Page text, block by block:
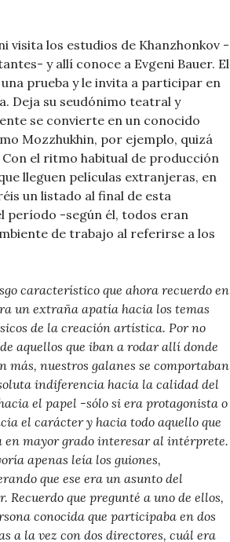
visita los estudios de Khanzhonkov -
y allí conoce a Evgeni Bauer. El
prueba y le invita a participar en
Deja su seudónimo teatral y
se convierte en un conocido
Mozzhukhin, por ejemplo, quizá
el ritmo habitual de producción
lleguen películas extranjeras, en
un listado al final de esta
período -según él, todos eran
de trabajo al referirse a los
característico que ahora recuerdo en
un extraña apatía hacia los temas
de la creación artística. Por no
aquellos que iban a rodar allí donde
más, nuestros galanes se comportaban
indiferencia hacia la calidad del
el papel -sólo si era protagonista o
el carácter y hacia todo aquello que
en mayor grado interesar al intérprete.
apenas leía los guiones,
que ese era un asunto del
Recuerdo que pregunté a uno de ellos,
conocida que participaba en dos
a la vez con dos directores, cuál era